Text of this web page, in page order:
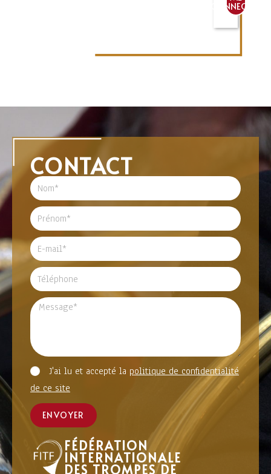
CONNECTER
CONTACT
J'ai lu et accepté la politique de confidentialité
de ce site
ENVOYER
FÉDÉRATION
INTERNATIONALE
DES TROMPES DE